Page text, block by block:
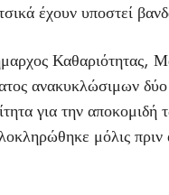
έχουν υποστεί
Καθαριότητας,
ανακυκλώσιμων
για την
μόλις